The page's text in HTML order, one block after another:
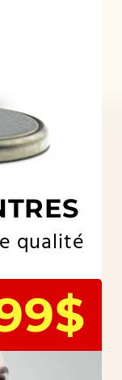
qualité